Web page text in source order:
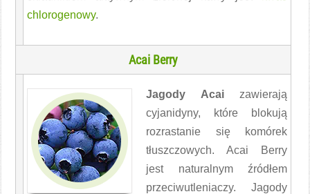
chlorogenowy.
Acai Berry
Jagody Acaizawierają
cyjanidyny, które blokują
rozrastanie się komórek
tłuszczowych. Acai Berry
jest naturalnym źródłem
przeciwutleniaczy. Jagody